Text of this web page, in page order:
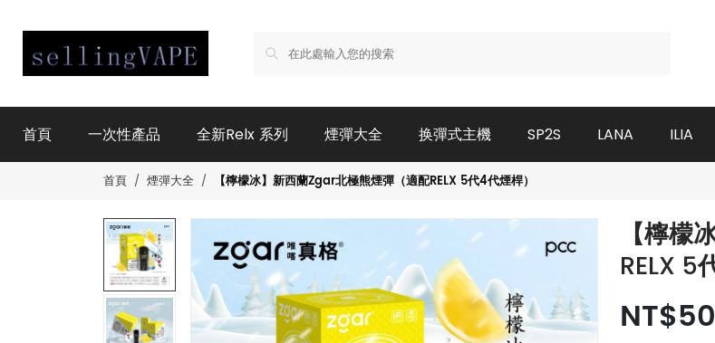
首頁 一次性產品 全新Relx 系列 煙彈大全 换彈式主機 SP2S LANA ILIA
首頁 煙彈大全 【檸檬冰】新西蘭Zgar北極熊煙彈（適配RELX 5代4代煙桿）
【檸
RELX 5